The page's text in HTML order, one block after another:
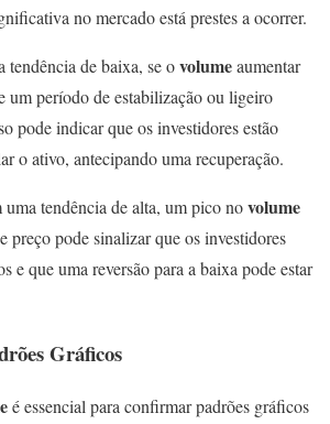
no mercado está prestes a ocorrer.
tendência de baixa, se ovolumeaumentar
um período de estabilização ou ligeiro
pode indicar que os investidores estão
o ativo, antecipando uma recuperação.
uma tendência de alta, um pico novolume
preço pode sinalizar que os investidores
e que uma reversão para a baixa pode estar
Gráficos
é essencial para confirmar padrões gráficos